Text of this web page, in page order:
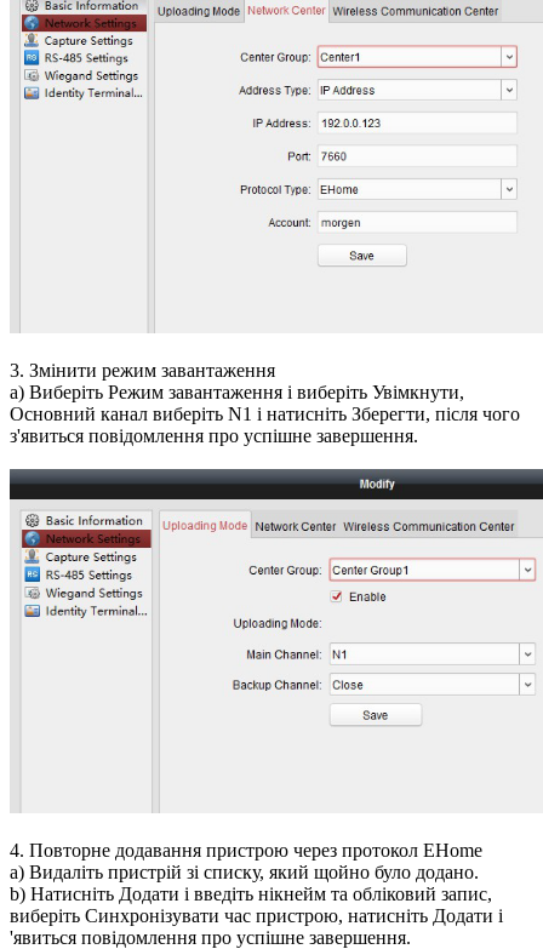
3. Змінити режим завантаження
a) Виберіть Режим завантаження і виберіть Увімкнути,
Основний канал виберіть N1 і натисніть Зберегти, після чого
з'явиться повідомлення про успішне завершення.
4. Повторне додавання пристрою через протокол EHome
a) Видаліть пристрій зі списку, який щойно було додано.
b) Натисніть Додати і введіть нікнейм та обліковий запис,
виберіть Синхронізувати час пристрою, натисніть Додати і
'явиться повідомлення про успішне завершення.